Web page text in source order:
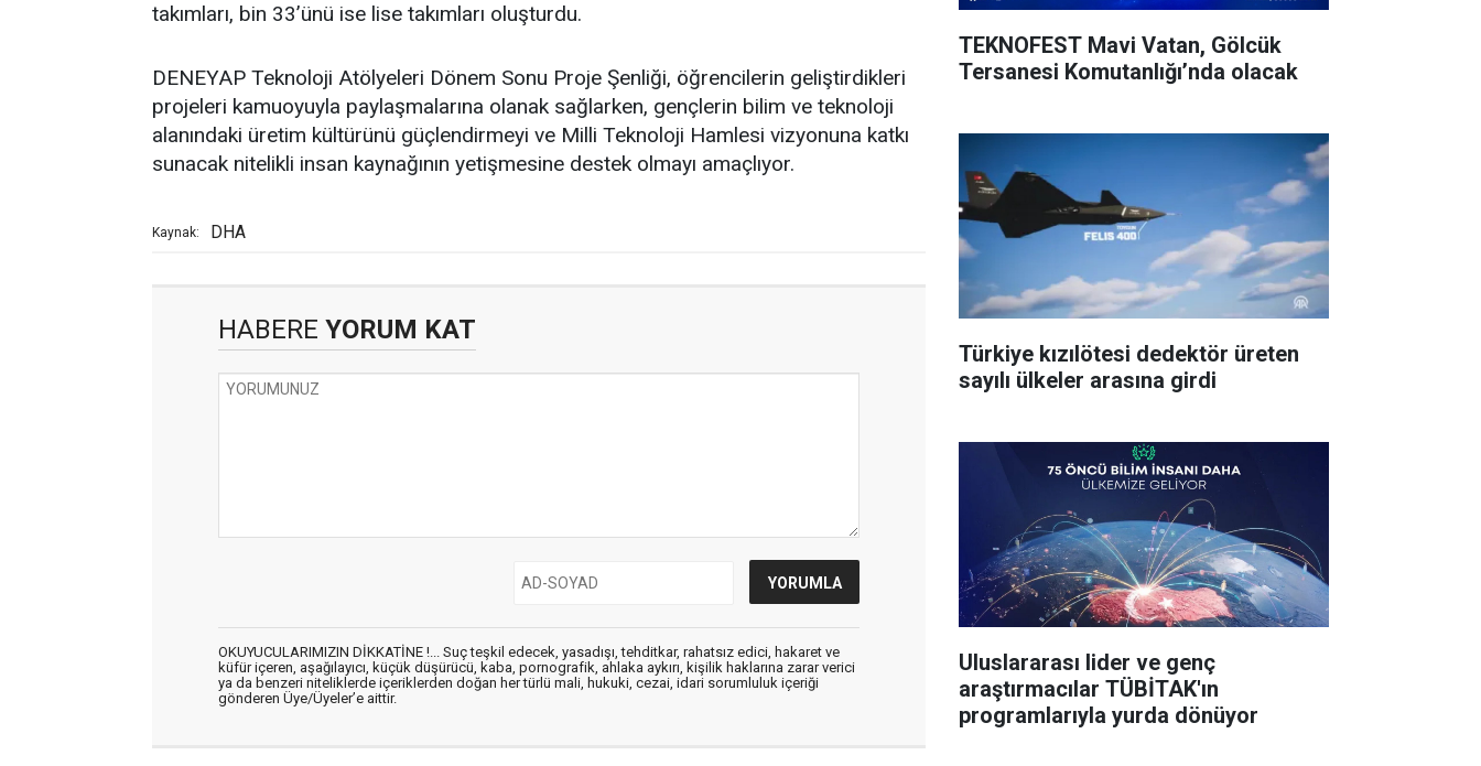
takımları, bin 33’ünü ise lise takımları oluşturdu.
DENEYAP Teknoloji Atölyeleri Dönem Sonu Proje Şenliği, öğrencilerin geliştirdikleri
projeleri kamuoyuyla paylaşmalarına olanak sağlarken, gençlerin bilim ve teknoloji
alanındaki üretim kültürünü güçlendirmeyi ve Milli Teknoloji Hamlesi vizyonuna katkı
sunacak nitelikli insan kaynağının yetişmesine destek olmayı amaçlıyor.
Kaynak: DHA
HABERE YORUM KAT
OKUYUCULARIMIZIN DİKKATİNE !... Suç teşkil edecek, yasadışı, tehditkar, rahatsız edici, hakaret ve
küfür içeren, aşağılayıcı, küçük düşürücü, kaba, pornografik, ahlaka aykırı, kişilik haklarına zarar verici
ya da benzeri niteliklerde içeriklerden doğan her türlü mali, hukuki, cezai, idari sorumluluk içeriği
gönderen Üye/Üyeler’e aittir.
TEKNOFEST Mavi Vatan, Gölcük
Tersanesi Komutanlığı’nda olacak
Türkiye kızılötesi dedektör üreten
sayılı ülkeler arasına girdi
Uluslararası lider ve genç
araştırmacılar TÜBİTAK'ın
programlarıyla yurda dönüyor